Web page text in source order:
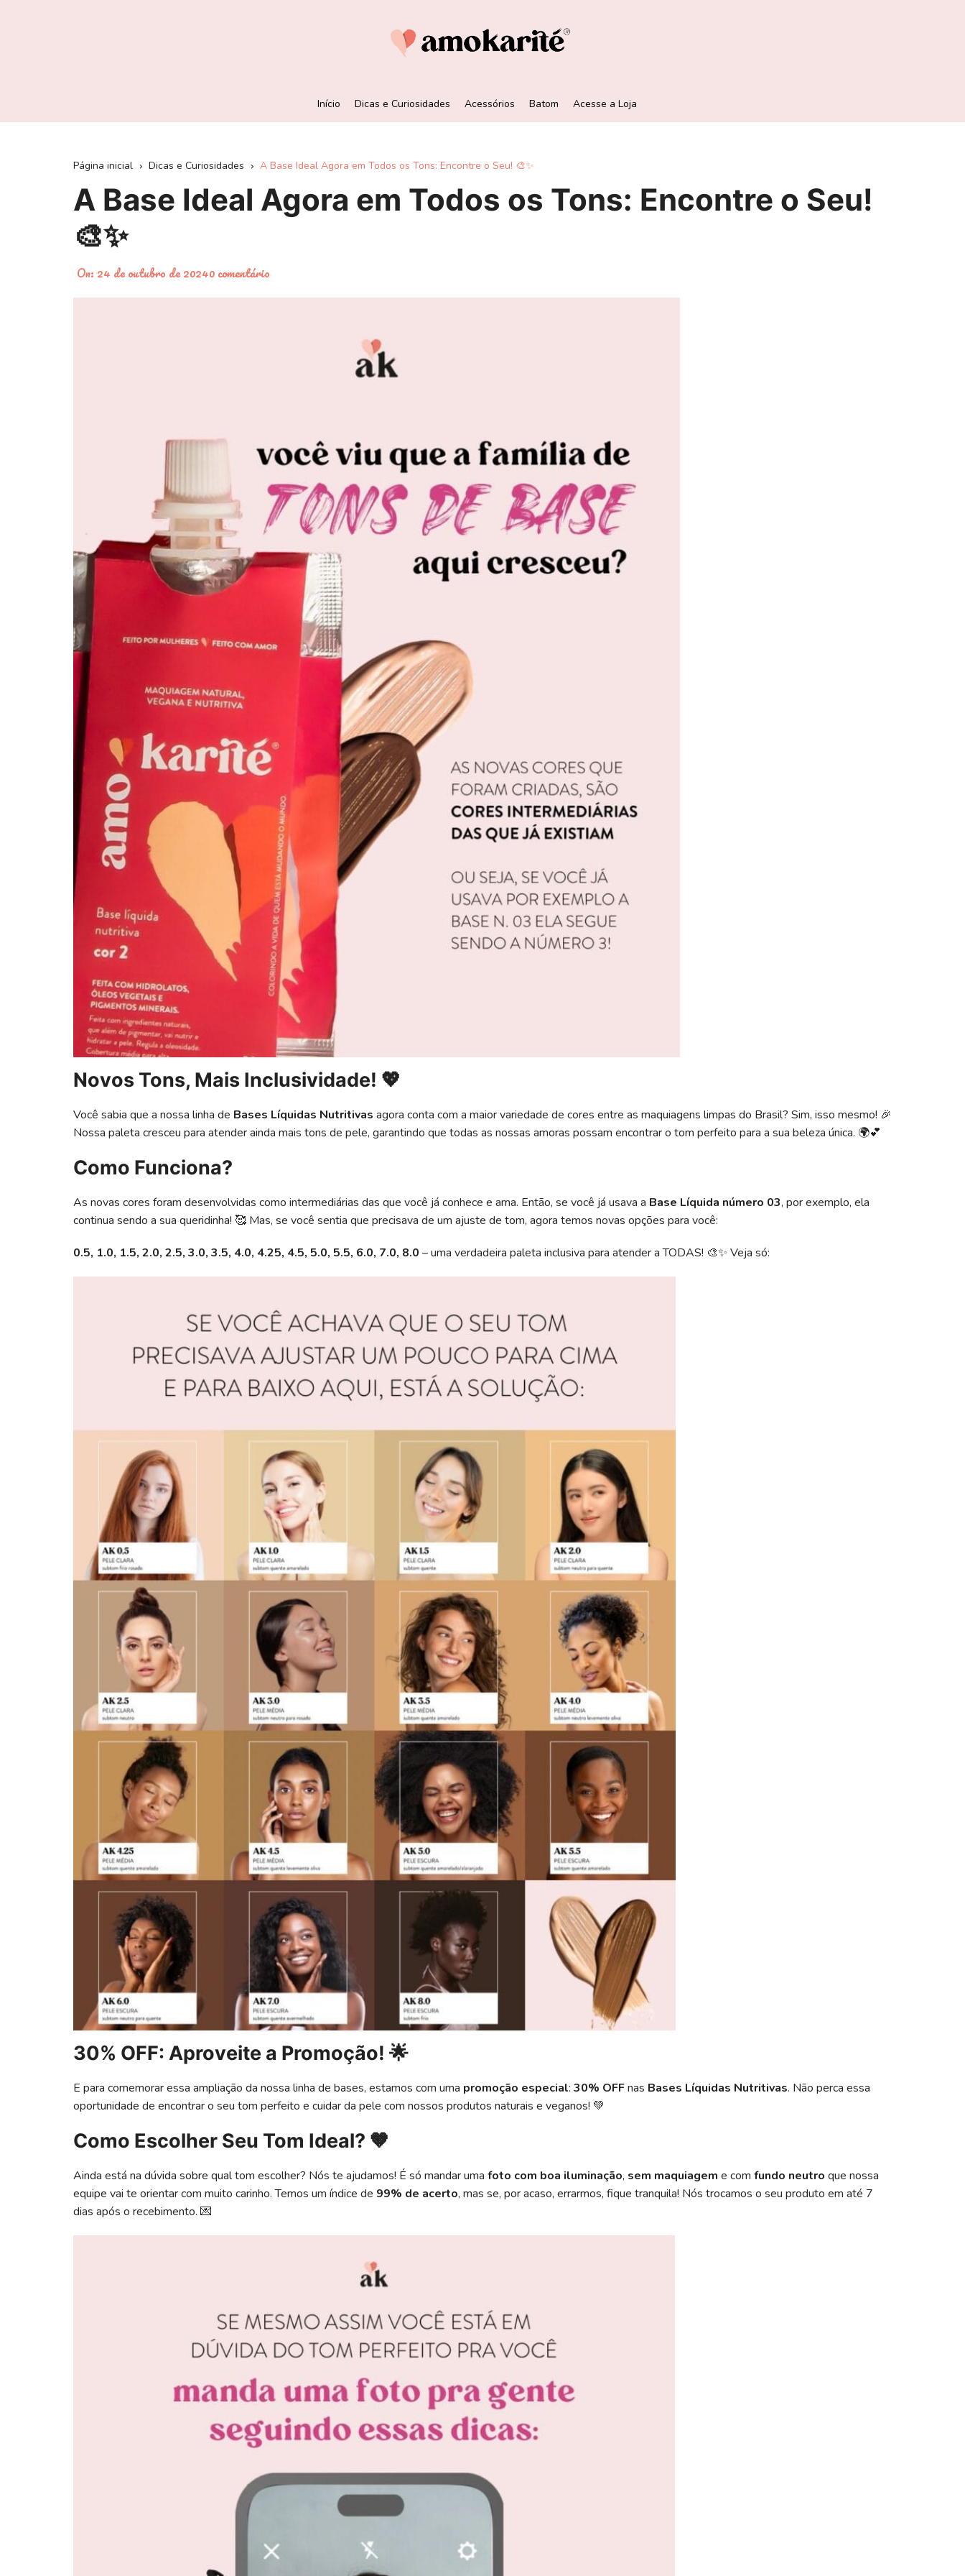
Início Dicas e Curiosidades Acessórios Batom Acesse a Loja
Página inicial Dicas e Curiosidades A Base Ideal Agora em Todos os Tons: Encontre o Seu! 🎨✨
A Base Ideal Agora em Todos os Tons: Encontre o Seu!
🎨✨
On: 24 de outubro de 20240 comentário
Novos Tons, Mais Inclusividade! 💖
Você sabia que a nossa linha de Bases Líquidas Nutritivas agora conta com a maior variedade de cores entre as maquiagens limpas do Brasil? Sim, isso mesmo! 🎉
Nossa paleta cresceu para atender ainda mais tons de pele, garantindo que todas as nossas amoras possam encontrar o tom perfeito para a sua beleza única. 🌍💕
Como Funciona?
As novas cores foram desenvolvidas como intermediárias das que você já conhece e ama. Então, se você já usava a Base Líquida número 03, por exemplo, ela
continua sendo a sua queridinha! 🥰 Mas, se você sentia que precisava de um ajuste de tom, agora temos novas opções para você:
0.5, 1.0, 1.5, 2.0, 2.5, 3.0, 3.5, 4.0, 4.25, 4.5, 5.0, 5.5, 6.0, 7.0, 8.0 – uma verdadeira paleta inclusiva para atender a TODAS! 🎨✨ Veja só:
30% OFF: Aproveite a Promoção! 🌟
E para comemorar essa ampliação da nossa linha de bases, estamos com uma promoção especial: 30% OFFnas Bases Líquidas Nutritivas. Não perca essa
oportunidade de encontrar o seu tom perfeito e cuidar da pele com nossos produtos naturais e veganos! 💚
Como Escolher Seu Tom Ideal? 🤎
Ainda está na dúvida sobre qual tom escolher? Nós te ajudamos! É só mandar uma foto com boa iluminação, sem maquiagem e com fundo neutro que nossa
equipe vai te orientar com muito carinho. Temos um índice de 99% de acerto, mas se, por acaso, errarmos, fique tranquila! Nós trocamos o seu produto em até 7
dias após o recebimento. 💌